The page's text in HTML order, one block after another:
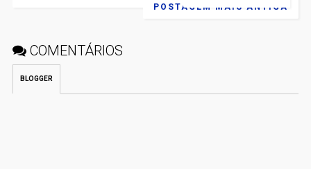
POSTAGEM MAIS ANTIGA
COMENTÁRIOS
BLOGGER